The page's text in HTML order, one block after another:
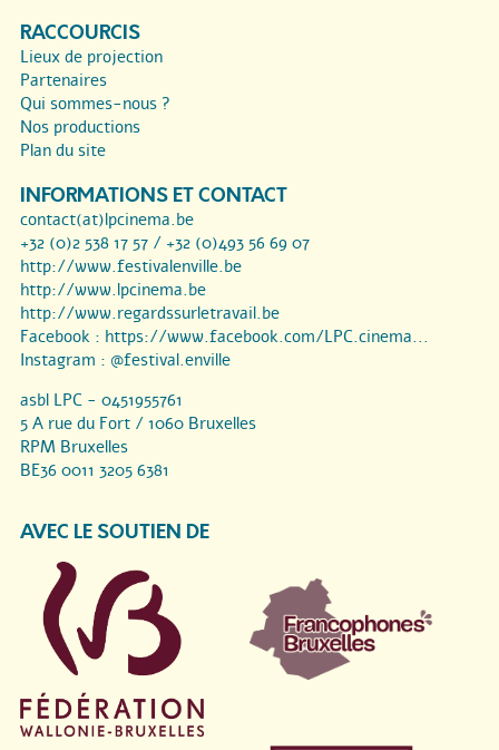
RACCOURCIS
Lieux de projection
Partenaires
Qui sommes-nous ?
Nos productions
Plan du site
INFORMATIONS ET CONTACT
contact(at)lpcinema.be
+32 (0)2 538 17 57 / +32 (0)493 56 69 07
http://www.festivalenville.be
http://www.lpcinema.be
http://www.regardssurletravail.be
Facebook : https://www.facebook.com/LPC.cinema...
Instagram : @festival.enville
asbl LPC - 0451955761
5 A rue du Fort / 1060 Bruxelles
RPM Bruxelles
BE36 0011 3205 6381
AVEC LE SOUTIEN DE